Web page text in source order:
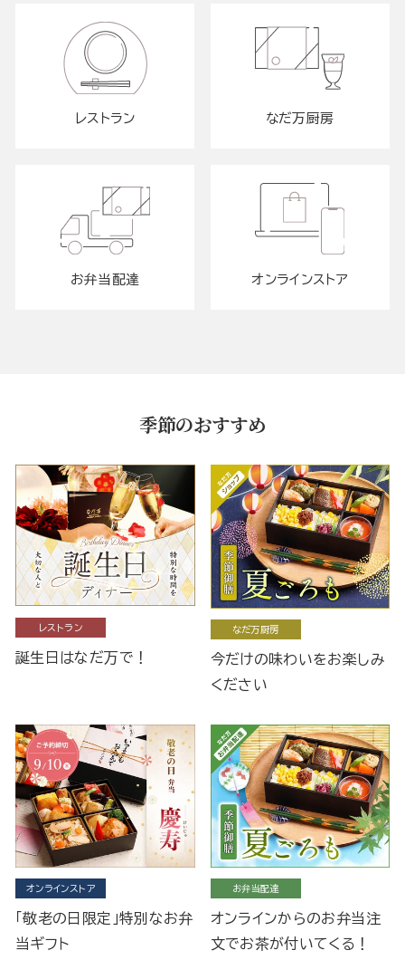
レストラン なだ万厨房
お弁当配達 オンラインストア
季節のおすすめ
レストラン
誕生日はなだ万で！
なだ万厨房
今だけの味わいをお楽しみ
ください
オンラインストア
「敬老の日限定」特別なお弁
当ギフト
お弁当配達
オンラインからのお弁当注
文でお茶が付いてくる！